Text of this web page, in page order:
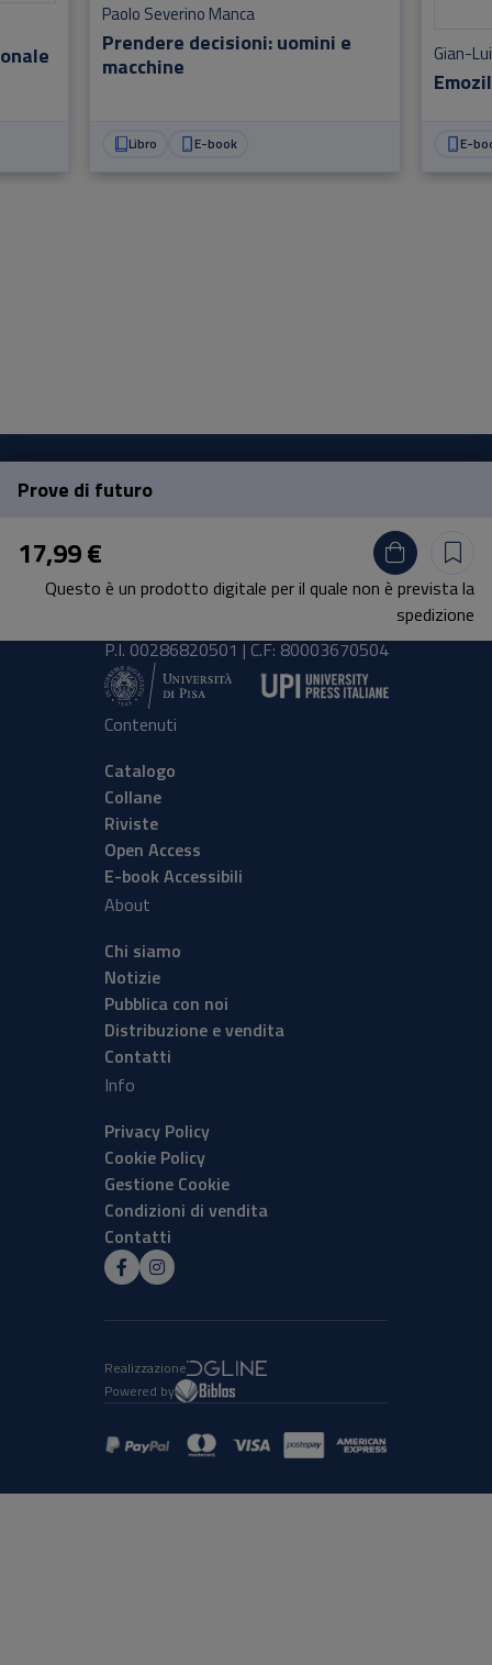
Prendere decisioni: uomini e
macchine
Paolo Severino Manca
Libro E-book
Gian-
E-
Prove di futuro
17,99 €
Questo è un prodotto digitale per il quale non è prevista la
spedizione
Pisa University Press
Lungarno Pacinotti 43/44 56126 Pisa
tel.+39 050 2212056
P.I. 00286820501 | C.F: 80003670504
Contenuti
Catalogo
Collane
Riviste
Open Access
E-book Accessibili
About
Chi siamo
Notizie
Pubblica con noi
Distribuzione e vendita
Contatti
Info
Privacy Policy
Cookie Policy
Gestione Cookie
Condizioni di vendita
Contatti
Realizzazione
Powered by